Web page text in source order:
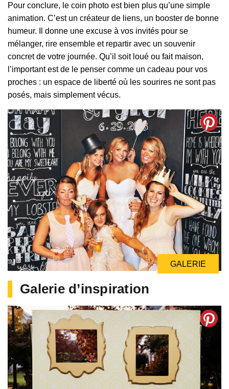
Pour conclure, le coin photo est bien plus qu’une simple
animation. C’est un créateur de liens, un booster de bonne
humeur. Il donne une excuse à vos invités pour se
mélanger, rire ensemble et repartir avec un souvenir
concret de votre journée. Qu’il soit loué ou fait maison,
l’important est de le penser comme un cadeau pour vos
proches : un espace de liberté où les sourires ne sont pas
posés, mais simplement vécus.
GALERIE
Galerie d’inspiration